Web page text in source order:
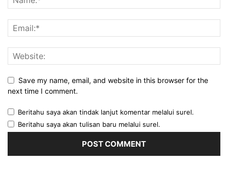
Save my name, email, and website in this browser for the
next time I comment.
Beritahu saya akan tindak lanjut komentar melalui surel.
Beritahu saya akan tulisan baru melalui surel.